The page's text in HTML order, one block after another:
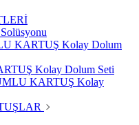
KARTUŞ Kolay Dolum
Kolay Dolum Seti
KARTUŞ Kolay